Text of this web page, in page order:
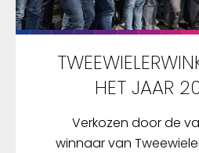
HET JAAR
Verkozen door de
winnaar van